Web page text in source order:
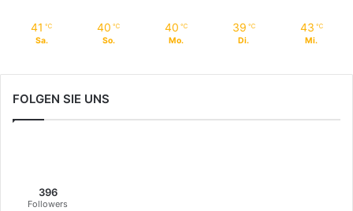
41 ℃
Sa.
40 ℃
So.
40 ℃
Mo.
39 ℃
Di.
43 ℃
Mi.
FOLGEN SIE UNS
396
Followers